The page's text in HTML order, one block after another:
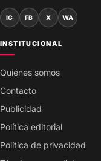
IG FB X WA
INSTITUCIONAL
Quiénes somos
Contacto
Publicidad
Política editorial
Política de privacidad